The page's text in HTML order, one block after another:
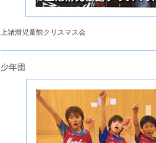
上諸滑児童館クリスマス会
少年団